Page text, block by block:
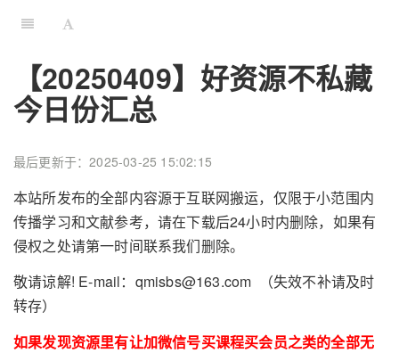
【20250409】好资源不私藏
今日份汇总
最后更新于：2025-03-25 15:02:15
本站所发布的全部内容源于互联网搬运，仅限于小范围内
传播学习和文献参考，请在下载后24小时内删除，如果有
侵权之处请第一时间联系我们删除。
敬请谅解! E-mail：qmisbs@163.com （失效不补请及时
转存）
如果发现资源里有让加微信号买课程买会员之类的全部无